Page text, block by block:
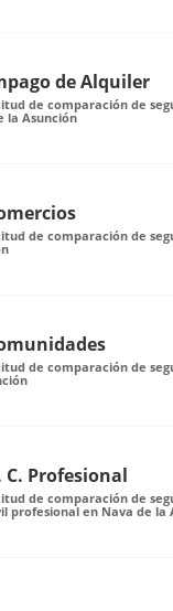
de Alquiler
de comparación de
la Asunción
de comparación de
de comparación de
C. Profesional
de comparación de
profesional en Nava de la